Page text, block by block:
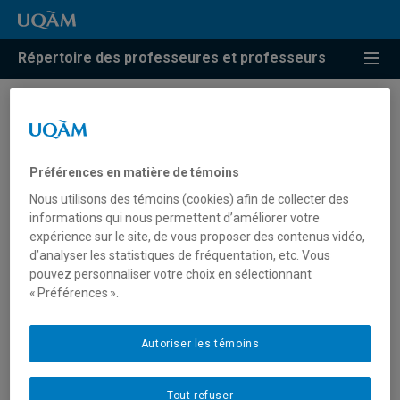
Répertoire des professeures et professeurs
Résultats de recherche pour
Godbout, Natacha
godbout.natacha@uqam.ca
Traumas complexes
Préférences en matière de témoins
Nous utilisons des témoins (cookies) afin de collecter des
informations qui nous permettent d’améliorer votre
expérience sur le site, de vous proposer des contenus vidéo,
d’analyser les statistiques de fréquentation, etc. Vous
pouvez personnaliser votre choix en sélectionnant
« Préférences ».
Tout refuser
Autoriser les témoins